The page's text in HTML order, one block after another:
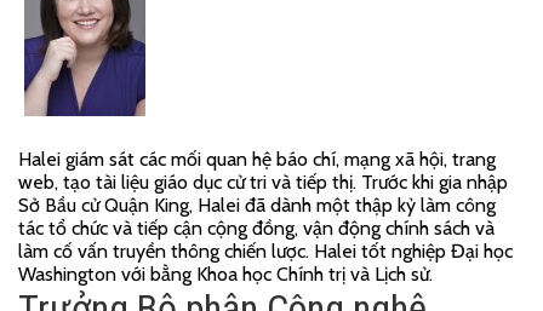
Halei giám sát các mối quan hệ báo chí, mạng xã hội, trang
web, tạo tài liệu giáo dục cử tri và tiếp thị. Trước khi gia nhập
Sở Bầu cử Quận King, Halei đã dành một thập kỷ làm công
tác tổ chức và tiếp cận cộng đồng, vận động chính sách và
làm cố vấn truyền thông chiến lược. Halei tốt nghiệp Đại học
Washington với bằng Khoa học Chính trị và Lịch sử.